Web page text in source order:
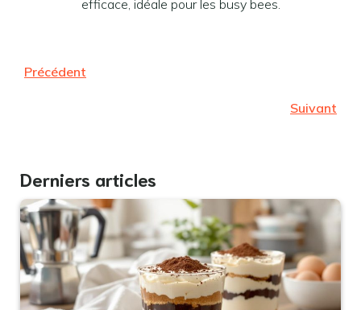
efficace, idéale pour les busy bees.
Précédent
Suivant
Derniers articles